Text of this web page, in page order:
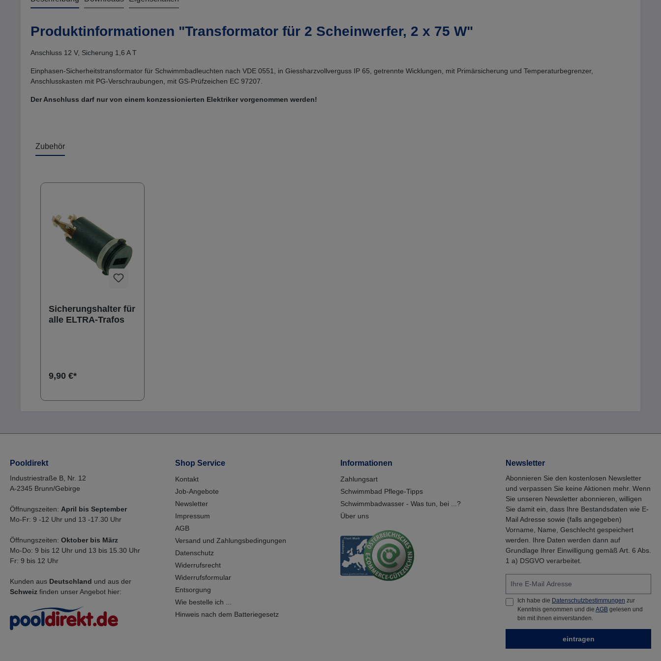
Produktinformationen "Transformator für 2 Scheinwerfer, 2 x 75 W"
Anschluss 12 V, Sicherung 1,6 A T
Einphasen-Sicherheitstransformator für Schwimmbadleuchten nach VDE 0551, in Giessharzvollverguss IP 65, getrennte Wicklungen, mit Primärsicherung und Temperaturbegrenzer,
Anschlusskasten mit PG-Verschraubungen, mit GS-Prüfzeichen EC 97207.
Der Anschluss darf nur von einem konzessionierten Elektriker vorgenommen werden!
Zubehör
Sicherungshalter für
alle ELTRA-Trafos
9,90 €*
Pooldirekt
Industriestraße B, Nr. 12
A-2345 Brunn/Gebirge
Öffnungszeiten: April bis September
Mo-Fr: 9 -12 Uhr und 13 -17.30 Uhr
Öffnungszeiten: Oktober bis März
Mo-Do: 9 bis 12 Uhr und 13 bis 15.30 Uhr
Fr: 9 bis 12 Uhr
Kunden aus Deutschland und aus der
Schweiz finden unser Angebot hier:
Shop Service
Kontakt
Job-Angebote
Newsletter
Impressum
AGB
Versand und Zahlungsbedingungen
Datenschutz
Widerrufsrecht
Widerrufsformular
Entsorgung
Wie bestelle ich ...
Hinweis nach dem Batteriegesetz
Informationen
Zahlungsart
Schwimmbad Pflege-Tipps
Schwimmbadwasser - Was tun, bei ...?
Über uns
Newsletter
Abonnieren Sie den kostenlosen Newsletter
und verpassen Sie keine Aktionen mehr. Wenn
Sie unseren Newsletter abonnieren, willigen
Sie damit ein, dass Ihre Bestandsdaten wie E-
Mail Adresse sowie (falls angegeben)
Vorname, Name, Geschlecht gespeichert
werden. Ihre Daten werden dann auf
Grundlage Ihrer Einwilligung gemäß Art. 6 Abs.
1 a) DSGVO verarbeitet.
Ich habe die Datenschutzbestimmungen zur
Kenntnis genommen und die AGB gelesen und
bin mit ihnen einverstanden.
eintragen